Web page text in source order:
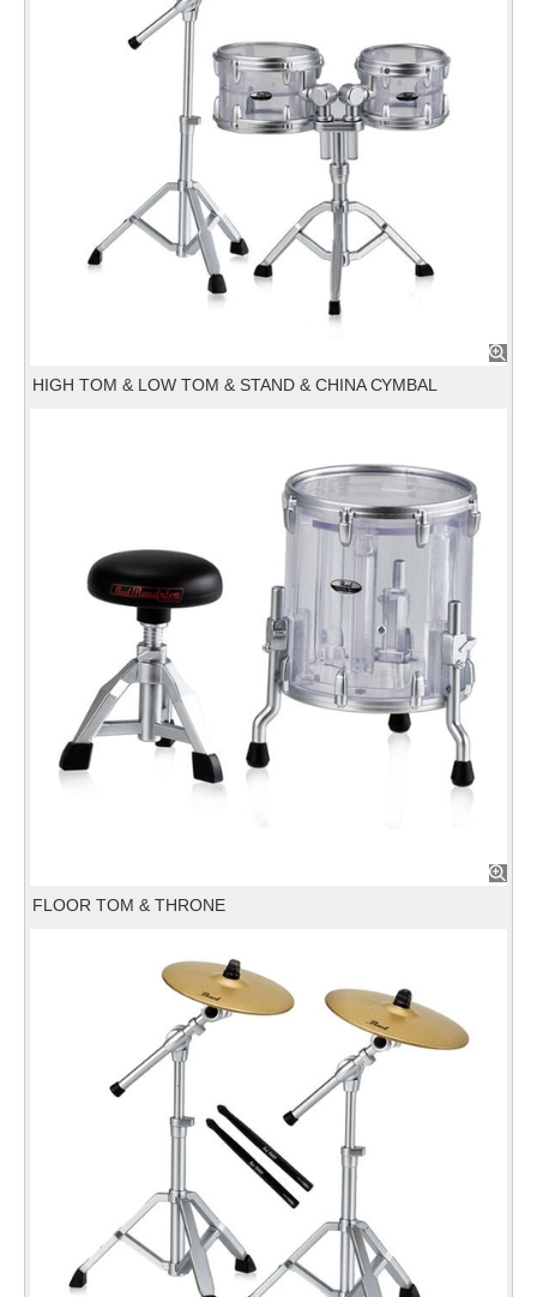
HIGH TOM & LOW TOM & STAND & CHINA CYMBAL
FLOOR TOM & THRONE